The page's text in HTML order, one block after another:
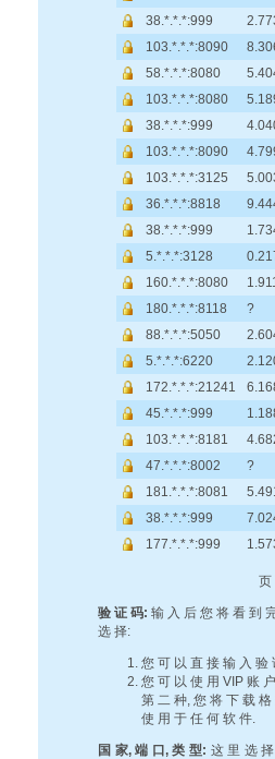
38.*.*.*:999
103.*.*.*:8090
58.*.*.*:8080
103.*.*.*:8080
38.*.*.*:999
103.*.*.*:8090
103.*.*.*:3125
36.*.*.*:8818
38.*.*.*:999
5.*.*.*:3128
160.*.*.*:8080
180.*.*.*:8118
?
88.*.*.*:5050
5.*.*.*:6220
172.*.*.*:21241
45.*.*.*:999
103.*.*.*:8181
47.*.*.*:8002
?
181.*.*.*:8081
38.*.*.*:999
177.*.*.*:999
页
验 证 码: 输 入 后 您 将 看 到
选 择:
您 可 以 直 接 输 入 验
您 可 以 使 用 VIP 账
第 二 种, 您 将 下 载
使 用 于 任 何 软 件.
国 家, 端 口, 类 型: 这 里 选